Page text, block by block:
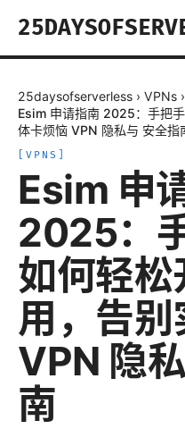
25daysofserverless › VPNs ›
Esim 申请指南 2025：手把
体卡烦恼 VPN 隐私与 安全指
VPNS
Esim 申
2025：
如何轻
用，告
VPN 隐
南